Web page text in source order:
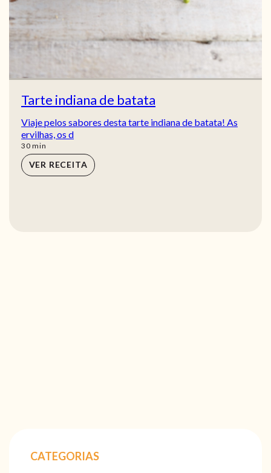
Tarte indiana de batata
Viaje pelos sabores desta tarte indiana de batata! As
ervilhas, os d
30min
min
VER RECEITA
CATEGORIAS